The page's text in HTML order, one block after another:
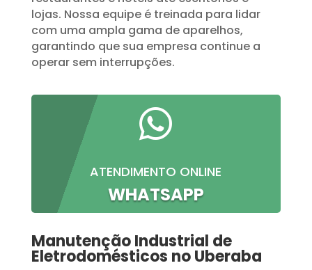
lojas. Nossa equipe é treinada para lidar
com uma ampla gama de aparelhos,
garantindo que sua empresa continue a
operar sem interrupções.

ATENDIMENTO ONLINE
WHATSAPP
Manutenção Industrial de
Eletrodomésticos no Uberaba